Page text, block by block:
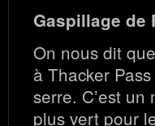
Gaspillage de
On nous dit
à Thacker
serre. C’est
plus vert pour